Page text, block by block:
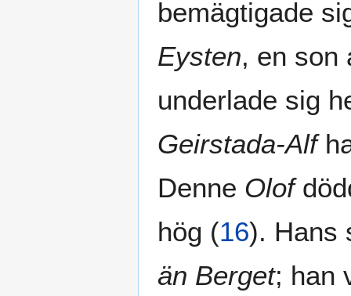
bemägtigade
Eysten, en
underlade sig
Geirstada-Alf
Denne Olof
hög (16). Hans
än Berget; han